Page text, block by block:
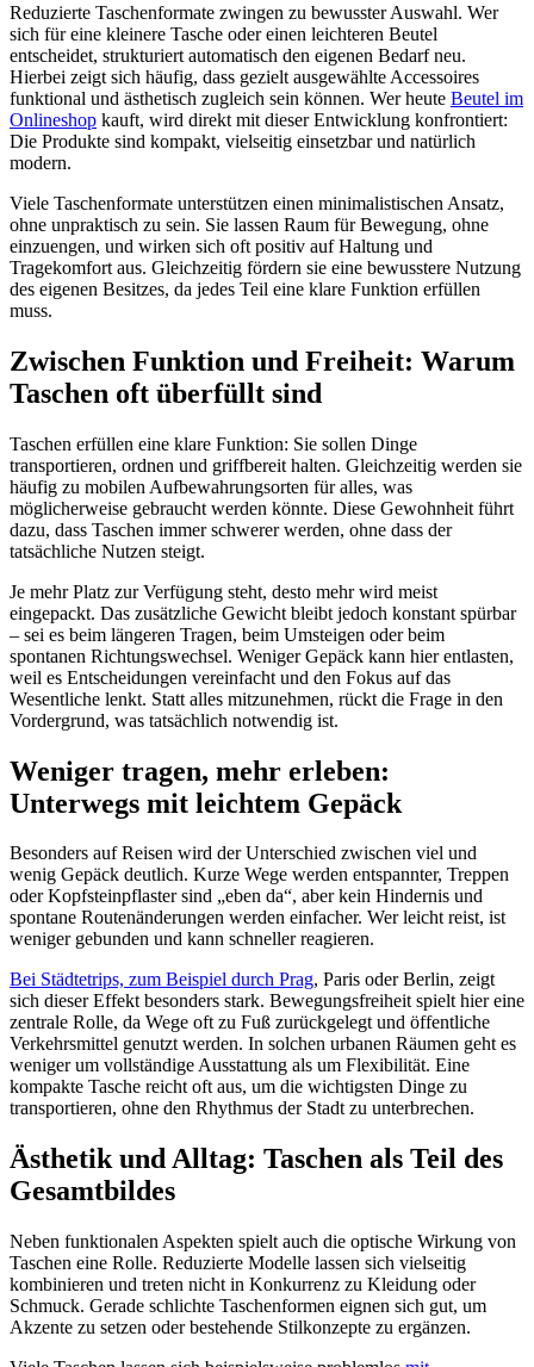
Reduzierte Taschenformate zwingen zu bewusster Auswahl. Wer
sich für eine kleinere Tasche oder einen leichteren Beutel
entscheidet, strukturiert automatisch den eigenen Bedarf neu.
Hierbei zeigt sich häufig, dass gezielt ausgewählte Accessoires
funktional und ästhetisch zugleich sein können. Wer heute Beutel im
Onlineshop kauft, wird direkt mit dieser Entwicklung konfrontiert:
Die Produkte sind kompakt, vielseitig einsetzbar und natürlich
modern.
Viele Taschenformate unterstützen einen minimalistischen Ansatz,
ohne unpraktisch zu sein. Sie lassen Raum für Bewegung, ohne
einzuengen, und wirken sich oft positiv auf Haltung und
Tragekomfort aus. Gleichzeitig fördern sie eine bewusstere Nutzung
des eigenen Besitzes, da jedes Teil eine klare Funktion erfüllen
muss.
Zwischen Funktion und Freiheit: Warum
Taschen oft überfüllt sind
Taschen erfüllen eine klare Funktion: Sie sollen Dinge
transportieren, ordnen und griffbereit halten. Gleichzeitig werden sie
häufig zu mobilen Aufbewahrungsorten für alles, was
möglicherweise gebraucht werden könnte. Diese Gewohnheit führt
dazu, dass Taschen immer schwerer werden, ohne dass der
tatsächliche Nutzen steigt.
Je mehr Platz zur Verfügung steht, desto mehr wird meist
eingepackt. Das zusätzliche Gewicht bleibt jedoch konstant spürbar
– sei es beim längeren Tragen, beim Umsteigen oder beim
spontanen Richtungswechsel. Weniger Gepäck kann hier entlasten,
weil es Entscheidungen vereinfacht und den Fokus auf das
Wesentliche lenkt. Statt alles mitzunehmen, rückt die Frage in den
Vordergrund, was tatsächlich notwendig ist.
Weniger tragen, mehr erleben:
Unterwegs mit leichtem Gepäck
Besonders auf Reisen wird der Unterschied zwischen viel und
wenig Gepäck deutlich. Kurze Wege werden entspannter, Treppen
oder Kopfsteinpflaster sind „eben da“, aber kein Hindernis und
spontane Routenänderungen werden einfacher. Wer leicht reist, ist
weniger gebunden und kann schneller reagieren.
Bei Städtetrips, zum Beispiel durch Prag, Paris oder Berlin, zeigt
sich dieser Effekt besonders stark. Bewegungsfreiheit spielt hier eine
zentrale Rolle, da Wege oft zu Fuß zurückgelegt und öffentliche
Verkehrsmittel genutzt werden. In solchen urbanen Räumen geht es
weniger um vollständige Ausstattung als um Flexibilität. Eine
kompakte Tasche reicht oft aus, um die wichtigsten Dinge zu
transportieren, ohne den Rhythmus der Stadt zu unterbrechen.
Ästhetik und Alltag: Taschen als Teil des
Gesamtbildes
Neben funktionalen Aspekten spielt auch die optische Wirkung von
Taschen eine Rolle. Reduzierte Modelle lassen sich vielseitig
kombinieren und treten nicht in Konkurrenz zu Kleidung oder
Schmuck. Gerade schlichte Taschenformen eignen sich gut, um
Akzente zu setzen oder bestehende Stilkonzepte zu ergänzen.